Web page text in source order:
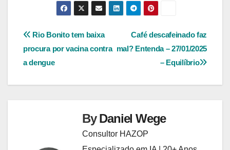
Navegação
de
Café descafeinado faz
mal? Entenda – 27/01/2025
– Equilíbrio
Rio Bonito tem baixa
procura por vacina contra
a dengue
ByDaniel Wege
Consultor HAZOP